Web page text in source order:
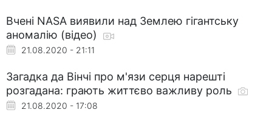
Вчені NASA виявили над Землею гігантську
аномалію (відео)
21.08.2020 - 21:11
Загадка да Вінчі про м'язи серця нарешті
розгадана: грають життєво важливу роль
21.08.2020 - 17:08